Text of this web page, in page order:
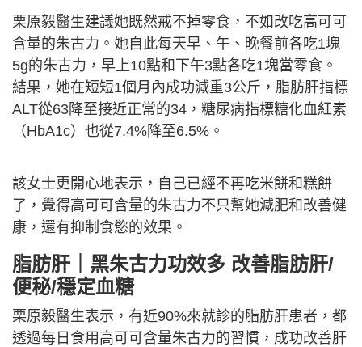
栗原毅醫生建議她既然戒不掉零食，不如改吃高可可
含量的朱古力。她自此每天早、午、晚餐前各吃1塊
5g的朱古力，早上10點和下午3點各吃1塊當零食。
結果，她在短短1個月內成功減重3公斤，脂肪肝指標
ALT從63降至接近正常的34，糖尿病指標糖化血紅素
（HbA1c）也從7.4%降至6.5%。
該女士更開心地表示，自己已經不再吃米餅和糕餅
了，覺得高可可含量的朱古力不只幫她減肥和改善健
康，還有抑制食慾的效果。
脂肪肝｜黑朱古力功效多 改善脂肪肝/
便秘/穩定血糖
栗原毅醫生表示，有近90%來就診的脂肪肝患者，都
透過每日食用高可可含量朱古力的習慣，成功改善肝